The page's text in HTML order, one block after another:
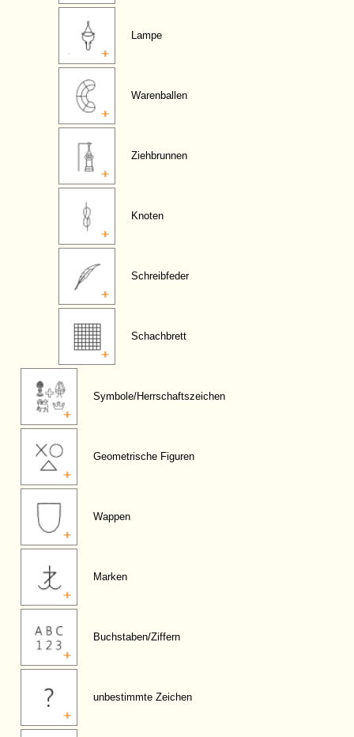
Lampe
Warenballen
Ziehbrunnen
Knoten
Schreibfeder
Schachbrett
Symbole/Herrschaftszeichen
Geometrische Figuren
Wappen
Marken
Buchstaben/Ziffern
unbestimmte Zeichen